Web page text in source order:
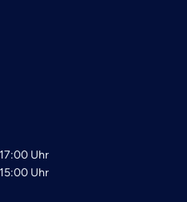
Uhr
Uhr